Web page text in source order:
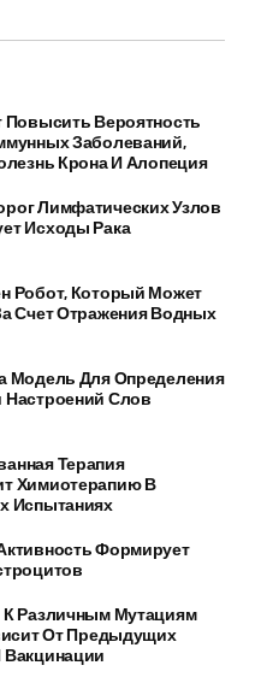
Повысить Вероятность
Заболеваний,
Крона И Алопеция
Лимфатических Узлов
Исходы Рака
Робот, Который Может
Счет Отражения Водных
Модель Для Определения
Настроений Слов
Терапия
Химиотерапию В
Испытаниях
Формирует
К Различным Мутациям
От Предыдущих